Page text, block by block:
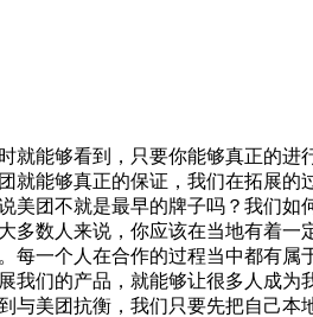
就能够看到，只要你能够真正的进
就能够真正的保证，我们在拓展的
美团不就是最早的牌子吗？我们如
多数人来说，你应该在当地有着一
每一个人在合作的过程当中都有属
我们的产品，就能够让很多人成为
与美团抗衡，我们只要先把自己本